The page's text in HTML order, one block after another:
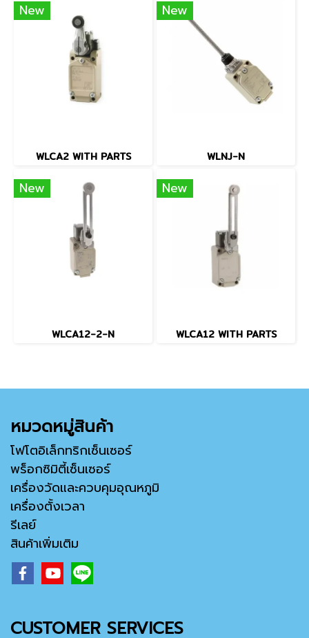
New
WLCA2 WITH PARTS
New
WLNJ-N
New
WLCA12-2-N
New
WLCA12 WITH PARTS
หมวดหมู่สินค้า
โฟโตอิเล็กทริกเซ็นเซอร์
พร็อกซิมิตี้เซ็นเซอร์
เครื่องวัดและควบคุมอุณหภูมิ
เครื่องตั้งเวลา
รีเลย์
สินค้าเพิ่มเติม
CUSTOMER SERVICES